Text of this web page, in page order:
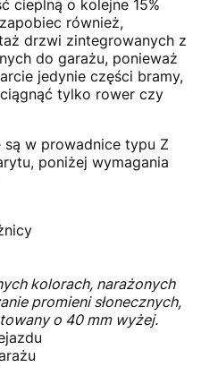
cieplną o kolejne 15%
również,
drzwi zintegrowanych z
do garażu, ponieważ
jedynie części bramy,
tylko rower czy
są w prowadnice typu Z
poniżej wymagania
kolorach, narażonych
promieni słonecznych,
o 40 mm wyżej.